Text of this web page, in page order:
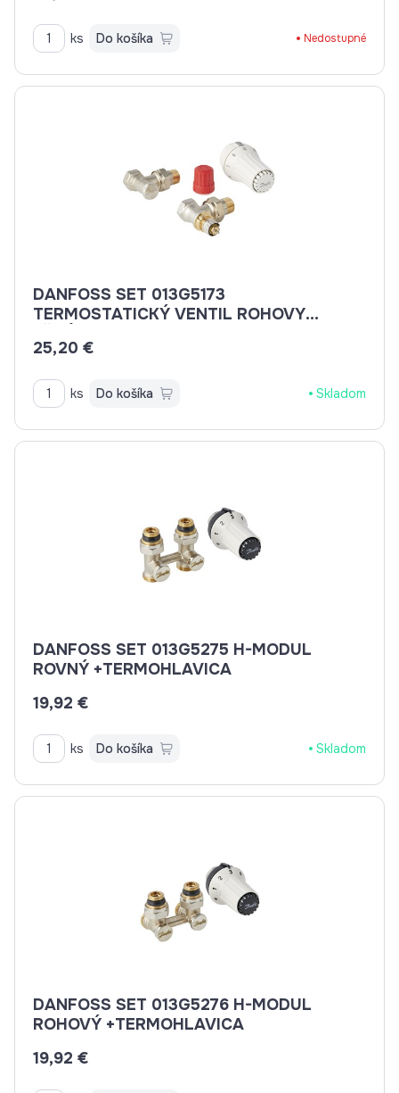
ks Do košíka Nedostupné
DANFOSS SET 013G5173
TERMOSTATICKÝ VENTIL ROHOVY
25,20 €
ks Do košíka Skladom
DANFOSS SET 013G5275 H-MODUL
ROVNÝ +TERMOHLAVICA
19,92 €
ks Do košíka Skladom
DANFOSS SET 013G5276 H-MODUL
ROHOVÝ +TERMOHLAVICA
19,92 €